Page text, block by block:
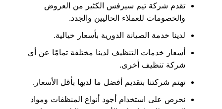
تقدم شركة تيم سيرفس الكثير من العروض
والخصومات للعملاء الحاليين والجدد.
لدينا خدمة الصيانة الدورية بأسعار خيالية.
أسعار خدمات التنظيف لدينا مختلفة تمامًا عن أي
شركة تنظيف أخرى.
تهتم شركتنا بتقديم أفضل ما لديها بأقل الأسعار.
نحرص على استخدام أجود أنواع المنظفات ومواد